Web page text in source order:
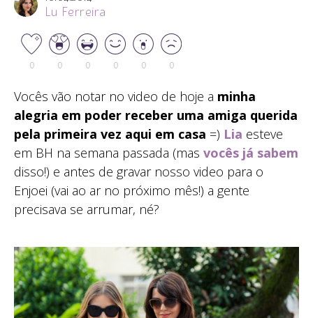
Lu Ferreira
0 0 0 0 0 0
Vocês vão notar no video de hoje a minha
alegria em poder receber uma amiga querida
pela primeira vez aqui em casa =) Lia esteve
em BH na semana passada (mas vocês já sabem
disso!) e antes de gravar nosso video para o
Enjoei (vai ao ar no próximo mês!) a gente
precisava se arrumar, né?